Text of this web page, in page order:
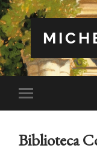
Attiva/disattiva
il
sui
dispositivi
Biblioteca